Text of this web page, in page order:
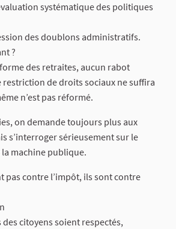
systématique des politiques
des doublons administratifs.
?
des retraites, aucun rabot
de droits sociaux ne suffira
n’est pas réformé.
on demande toujours plus aux
s’interroger sérieusement sur le
machine publique.
pas contre l’impôt, ils sont contre
citoyens soient respectés,